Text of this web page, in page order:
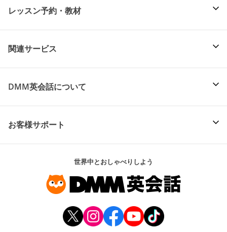
レッスン予約・教材
関連サービス
DMM英会話について
お客様サポート
世界中とおしゃべりしよう